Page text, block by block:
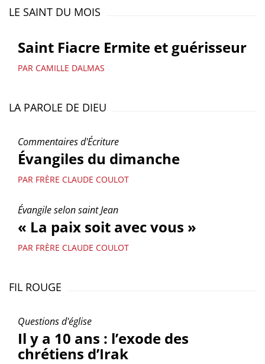
LE SAINT DU MOIS
Saint Fiacre Ermite et guérisseur
PAR CAMILLE DALMAS
LA PAROLE DE DIEU
Commentaires d'Écriture
Évangiles du dimanche
PAR FRÈRE CLAUDE COULOT
Évangile selon saint Jean
« La paix soit avec vous »
PAR FRÈRE CLAUDE COULOT
FIL ROUGE
Questions d'église
Il y a 10 ans : l’exode des
chrétiens d’Irak